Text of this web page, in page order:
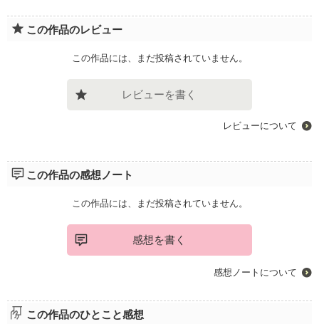
この作品のレビュー
この作品には、まだ投稿されていません。
レビューを書く
レビューについて
この作品の感想ノート
この作品には、まだ投稿されていません。
感想を書く
感想ノートについて
この作品のひとこと感想